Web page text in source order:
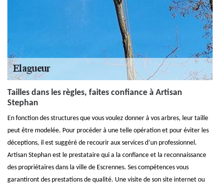
Tailles dans les règles, faites confiance à Artisan
Stephan
En fonction des structures que vous voulez donner à vos arbres, leur taille
peut être modelée. Pour procéder à une telle opération et pour éviter les
déceptions, il est suggéré de recourir aux services d’un professionnel.
Artisan Stephan est le prestataire qui a la confiance et la reconnaissance
des propriétaires dans la ville de Escrennes. Ses compétences vous
garantiront des prestations de qualité. Une visite de son site internet ou